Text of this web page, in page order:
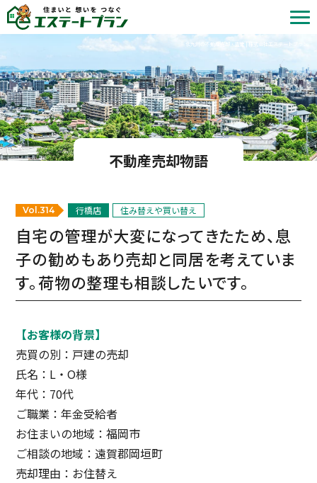
北九州の不動産売却・査定 | 株式会社エステートプラン
不動産売却物語
Vol.314 行橋店 住み替えや買い替え
自宅の管理が大変になってきたため、息
子の勧めもあり売却と同居を考えていま
す。荷物の整理も相談したいです。
【お客様の背景】
売買の別：戸建の売却
氏名：L・O様
年代：70代
ご職業：年金受給者
お住まいの地域：福岡市
ご相談の地域：遠賀郡岡垣町
売却理由：お住替え